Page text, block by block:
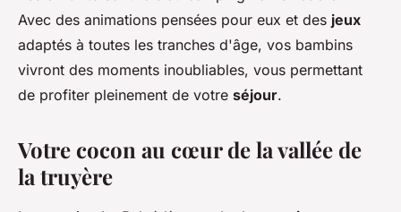
Avec des animations pensées pour eux et des jeux
adaptés à toutes les tranches d'âge, vos bambins
vivront des moments inoubliables, vous permettant
de profiter pleinement de votre séjour.
Votre cocon au cœur de la vallée de
la truyère